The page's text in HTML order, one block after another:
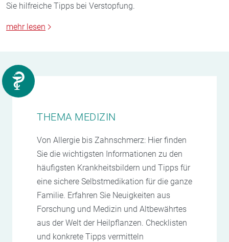
Sie hilfreiche Tipps bei Verstopfung.
mehr lesen
THEMA MEDIZIN
Von Allergie bis Zahnschmerz: Hier finden
Sie die wichtigsten Informationen zu den
häufigsten Krankheitsbildern und Tipps für
eine sichere Selbstmedikation für die ganze
Familie. Erfahren Sie Neuigkeiten aus
Forschung und Medizin und Altbewährtes
aus der Welt der Heilpflanzen. Checklisten
und konkrete Tipps vermitteln